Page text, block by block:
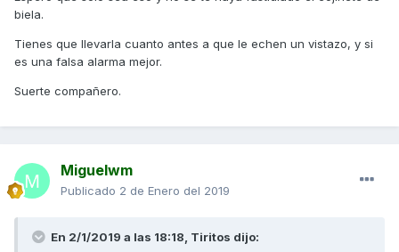
biela.
Tienes que llevarla cuanto antes a que le echen un vistazo, y si
es una falsa alarma mejor.
Suerte compañero.
Miguelwm
Publicado 2 de Enero del 2019
En 2/1/2019 a las 18:18, Tiritos dijo: